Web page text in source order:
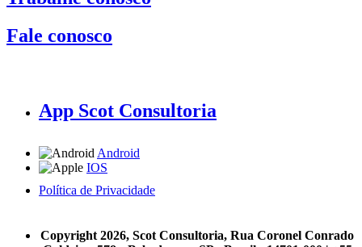
Fale conosco
App Scot Consultoria
Android
IOS
Política de Privacidade
Copyright 2026, Scot Consultoria, Rua Coronel Conrado